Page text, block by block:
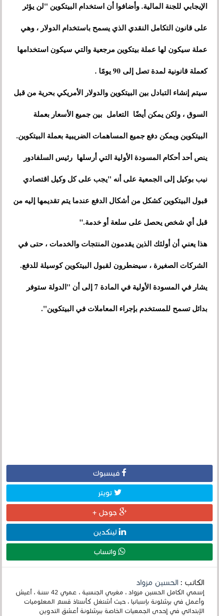
الإيجابي للجنة المالية. وأضافوا أن استخدام البيتكوين "لن يؤثر
على قانون التكامل النقدي الذي يسمح باستخدام الدولار ، وهي
عملة سيكون لها عملة بيتكوين مرجعية والتي سيكون استخدامها
كعملة قانونية لمدة تصل إلى 90 يومًا .
سيتم إنشاء التبادل بين البيتكوين والدولار الأمريكي بحرية من قبل
السوق ، ولكن يمكن أيضًا التعامل بين جميع الأسعار بعملة
البيتكوين ويمكن دفع جميع المساهمات الضريبية بعملة البيتكوين.
ينص أحد أحكام المسودة الأولية التي أرسلها رئيس السلفادور
نيب بوكيل إلى الجمعية على أنه "يجب على كل وكيل اقتصادي
قبول البيتكوين كشكل من أشكال الدفع عندما يتم تقديمها إليه من
قبل أي شخص يحصل على سلعة أو خدمة."
هذا يعني أن أولئك الذين يقدمون المنتجات والخدمات ، حتى في
الشركات الصغيرة ، سيضطرون لقبول البيتكوين كوسيلة للدفع.
يشار في المسودة الأولية في المادة 7 إلى أن "الدولة ستوفر
بدائل تسمح للمستخدم بإجراء المعاملات في البيتكوين".
فيسبوك
تويتر
جوجل +
لينكدين
واتساب
الكاتب :الحسين مزواد
إسمي الكامل الحسين مزواد ، مغربي الجنسية ، عمري 42 سنة ، أعيش
وأعمل في برشلونة بإسبانيا ، حيث أشتغل كأستاذ قسم المعلوميات
الإبتدائي في إحدى الجمعيات الخاصة ببرشلونة أعشق التدوين